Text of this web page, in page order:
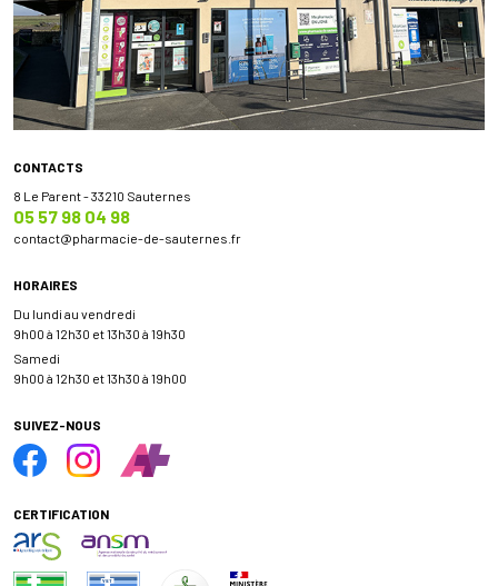
CONTACTS
8 Le Parent - 33210 Sauternes
05 57 98 04 98
contact@pharmacie-de-sauternes.fr
HORAIRES
Du lundi au vendredi
9h00 à 12h30 et 13h30 à 19h30
Samedi
9h00 à 12h30 et 13h30 à 19h00
SUIVEZ-NOUS
CERTIFICATION